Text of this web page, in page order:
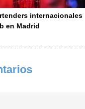
internacionales
en Madrid